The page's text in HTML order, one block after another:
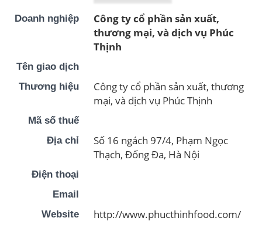
Doanh nghiệp
Công ty cổ phần sản xuất,
thương mại, và dịch vụ Phúc
Thịnh
Tên giao dịch
Thương hiệu
Công ty cổ phần sản xuất, thương
mại, và dịch vụ Phúc Thịnh
Mã số thuế
Địa chỉ
Số 16 ngách 97/4, Phạm Ngọc
Thạch, Đống Đa, Hà Nội
Điện thoại
Email
Website
http://www.phucthinhfood.com/